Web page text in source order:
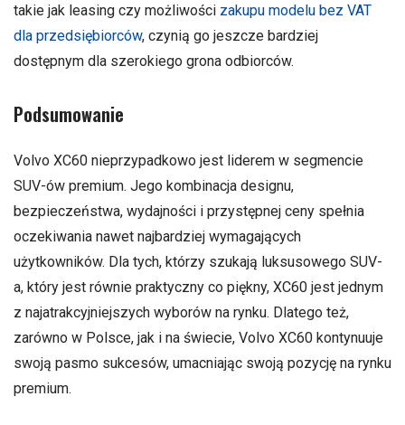
takie jak leasing czy możliwości zakupu modelu bez VAT
dla przedsiębiorców, czynią go jeszcze bardziej
dostępnym dla szerokiego grona odbiorców.
Podsumowanie
Volvo XC60 nieprzypadkowo jest liderem w segmencie
SUV-ów premium. Jego kombinacja designu,
bezpieczeństwa, wydajności i przystępnej ceny spełnia
oczekiwania nawet najbardziej wymagających
użytkowników. Dla tych, którzy szukają luksusowego SUV-
a, który jest równie praktyczny co piękny, XC60 jest jednym
z najatrakcyjniejszych wyborów na rynku. Dlatego też,
zarówno w Polsce, jak i na świecie, Volvo XC60 kontynuuje
swoją pasmo sukcesów, umacniając swoją pozycję na rynku
premium.